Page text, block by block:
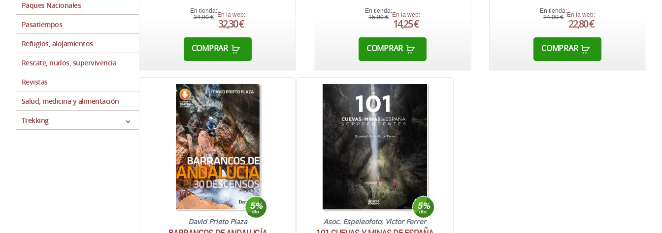
Paques Nacionales
Pasatiempos
Refugios, alojamientos
Rescate, nudos, supervivencia
Revistas
Salud, medicina y alimentación
Trekking
En tienda:
34,00 € En la web:
32,30 €
COMPRAR
En tienda:
15,00 € En la web:
14,25 €
COMPRAR
En tienda:
24,00 €
En la web:
22,80 €
COMPRAR
David Prieto Plaza Asoc. Espeleofoto; Víctor Ferrer